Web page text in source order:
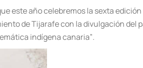
este año celebremos la sexta edición
de Tijarafe con la divulgación del
tica indígena canaria”.